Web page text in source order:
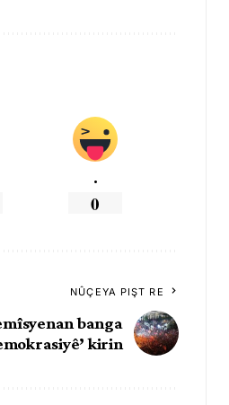
.
0
NÛÇEYA PIŞT RE
banga
kirin